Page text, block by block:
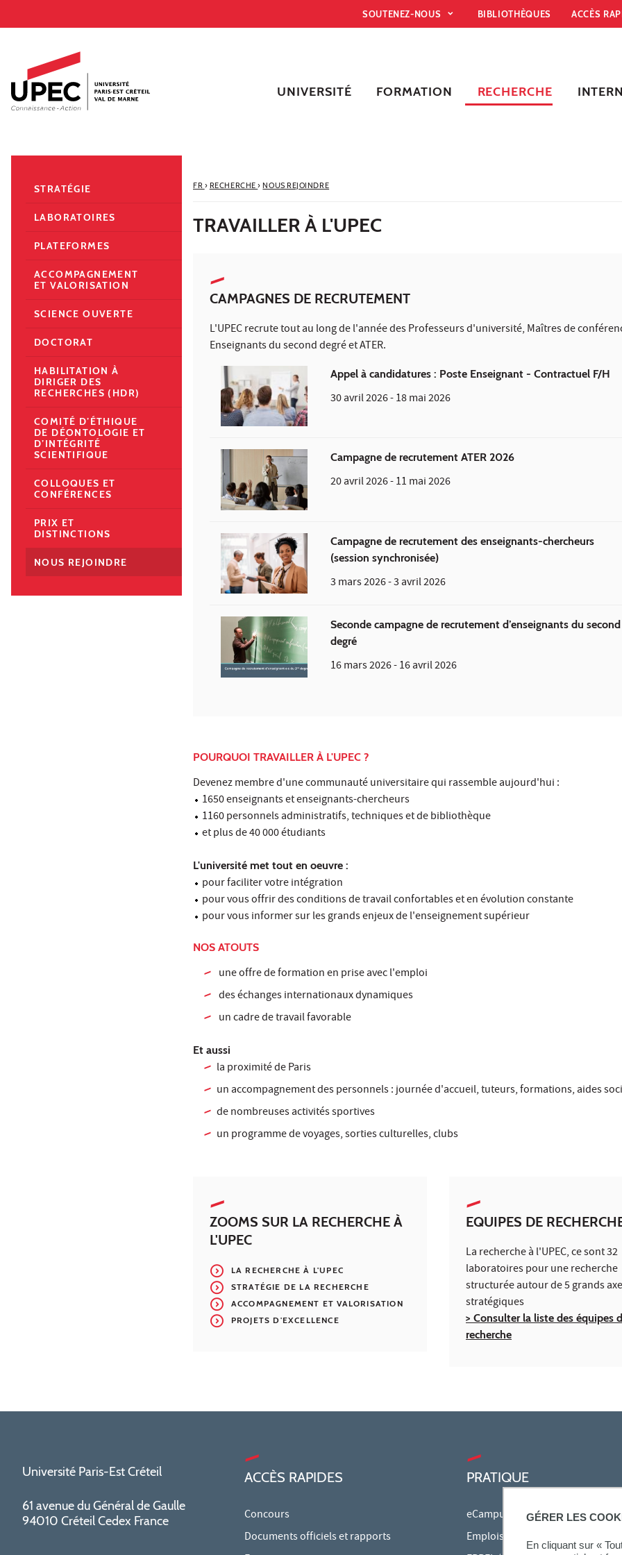
GÉRER LES
En cliquant sur «
Accès directs
Recherche
Navigation secondaire
SOUTENEZ-NOUS BIBLIOTHÈQUES ACCÈS
UNIVERSITÉ FORMATION RECHERCHE
FR › RECHERCHE› NOUS REJOINDRE
TRAVAILLER À L'UPEC
CAMPAGNES DE RECRUTEMENT
L'UPEC recrute tout au long de l'année des Professeurs d'université, Maîtres de
Enseignants du second degré et ATER.
Appel à candidatures : Poste Enseignant - Contractuel F/H
30 avril 2026-18 mai 2026
Campagne de recrutement ATER 2026
20 avril 2026-11 mai 2026
Campagne de recrutement des enseignants-chercheurs
(session synchronisée)
3 mars 2026-3 avril 2026
Seconde campagne de recrutement d’enseignants du second
degré
16 mars 2026-16 avril 2026
POURQUOI TRAVAILLER À L'UPEC ?
Devenez membre d'une communauté universitaire qui rassemble aujourd'hui :
1650 enseignants et enseignants-chercheurs
1160 personnels administratifs, techniques et de bibliothèque
et plus de 40 000 étudiants
L'université met tout en oeuvre :
pour faciliter votre intégration
pour vous offrir des conditions de travail confortables et en évolution constante
pour vous informer sur les grands enjeux de l'enseignement supérieur
NOS ATOUTS
une offre de formation en prise avec l'emploi
des échanges internationaux dynamiques
un cadre de travail favorable
Et aussi
la proximité de Paris
un accompagnement des personnels : journée d'accueil, tuteurs, formations, aides
de nombreuses activités sportives
un programme de voyages, sorties culturelles, clubs
ZOOMS SUR LA RECHERCHE À
L'UPEC
LA RECHERCHE À L'UPEC
STRATÉGIE DE LA RECHERCHE
ACCOMPAGNEMENT ET VALORISATION
PROJETS D'EXCELLENCE
EQUIPES DE
La recherche à l'UPEC, ce sont 32
laboratoires pour une recherche
structurée autour de 5 grands
stratégiques
> Consulter la liste des équipes
recherche
STRATÉGIE
LABORATOIRES
PLATEFORMES
ACCOMPAGNEMENT
ET VALORISATION
SCIENCE OUVERTE
DOCTORAT
HABILITATION À
DIRIGER DES
RECHERCHES (HDR)
COMITÉ D’ÉTHIQUE
DE DÉONTOLOGIE ET
D’INTÉGRITÉ
SCIENTIFIQUE
COLLOQUES ET
CONFÉRENCES
PRIX ET
DISTINCTIONS
NOUS REJOINDRE
Université Paris-Est Créteil
61 avenue du Général de Gaulle
94010 Créteil Cedex France
ACCÈS RAPIDES
Concours
Documents officiels et rapports
PRATIQUE
eCampus
Emplois du temps en ligne